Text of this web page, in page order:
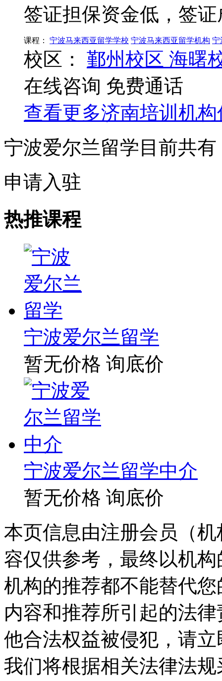
签证担保资金低，签
课程： 宁波马来西亚留学学校 宁波马来西亚留学机构 宁
校区： 鄞州校区 海曙
在线咨询 免费通话
查看更多济南培训机构
宁波爱尔兰留学目前共有
申请入驻
热推课程
宁波爱尔兰留学
暂无价格 询底价
宁波爱尔兰留学中介
暂无价格 询底价
本页信息由注册会员（
容仅供参考，最终以机
机构的推荐都不能替代
内容和推荐所引起的法
他合法权益被侵犯，请
我们将根据相关法律法